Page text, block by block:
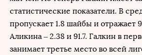
статистические показатели. В
пропускает 1.8 шайбы и отражает
Аликина – 2.38 и 91.7. Галкин в
занимает третье место во всей